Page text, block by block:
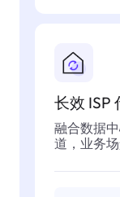
长效 ISP
融合数据
道，业务场